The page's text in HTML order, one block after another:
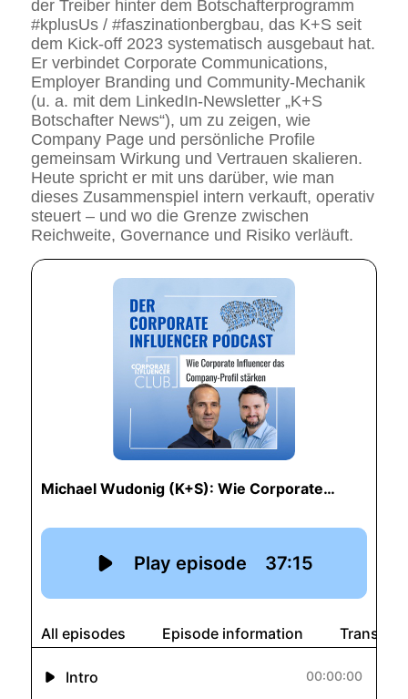
der Treiber hinter dem Botschafterprogramm
#kplusUs / #faszinationbergbau, das K+S seit
dem Kick-off 2023 systematisch ausgebaut hat.
Er verbindet Corporate Communications,
Employer Branding und Community-Mechanik
(u. a. mit dem LinkedIn-Newsletter „K+S
Botschafter News“), um zu zeigen, wie
Company Page und persönliche Profile
gemeinsam Wirkung und Vertrauen skalieren.
Heute spricht er mit uns darüber, wie man
dieses Zusammenspiel intern verkauft, operativ
steuert – und wo die Grenze zwischen
Reichweite, Governance und Risiko verläuft.